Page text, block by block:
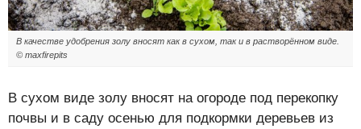
В качестве удобрения золу вносят как в сухом, так и в растворённом виде.
© maxfirepits
В сухом виде золу вносят на огороде под перекопку
почвы и в саду осенью для подкормки деревьев из